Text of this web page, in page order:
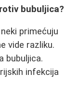
bubuljica?
primećuju
vide razliku.
bubuljica.
infekcija